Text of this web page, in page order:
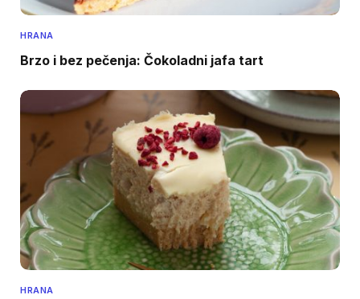
HRANA
Brzo i bez pečenja: Čokoladni jafa tart
HRANA